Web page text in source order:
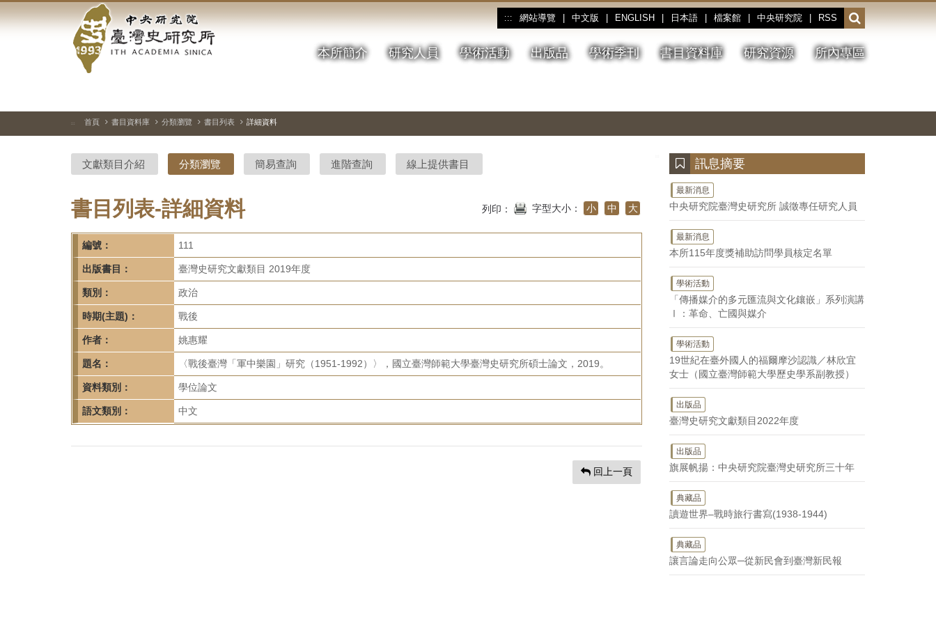
到
中
央
研
院-
臺
灣
史
研
究
所-
首
頁
::: 網站導覽 中文版 ENGLISH 日本語 檔案館 中央研究院 RSS
開
啟
或
收
本所簡介 研究人員 學術活動 出版品 學術季刊 書目資料庫 研究資源 所內專區
停、
圖
圖
結
::: 首頁 書目資料庫 分類瀏覽 書目列表 詳細資料
文獻類目介紹 分類瀏覽 簡易查詢 進階查詢 線上提供書目
書目列表-詳細資料 列印： 字型大小： 小 中 大
編號： 111
出版書目： 臺灣史研究文獻類目 2019年度
類別： 政治
時期(主題)： 戰後
作者： 姚惠耀
題名： 〈戰後臺灣「軍中樂園」研究（1951-1992）〉，國立臺灣師範大學臺灣史研究所碩士論文，2019。
資料類別： 學位論文
語文類別： 中文
回上一頁
訊息摘要
最新消息
中央研究院臺灣史研究所 誠徵專任研究人員
最新消息
本所115年度獎補助訪問學員核定名單
學術活動
「傳播媒介的多元匯流與文化鑲嵌」系列演講
Ⅰ：革命、亡國與媒介
學術活動
19世紀在臺外國人的福爾摩沙認識／林欣宜
女士（國立臺灣師範大學歷史學系副教授）
出版品
臺灣史研究文獻類目2022年度
出版品
旗展帆揚：中央研究院臺灣史研究所三十年
典藏品
讀遊世界–戰時旅行書寫(1938-1944)
典藏品
讓言論走向公眾─從新民會到臺灣新民報